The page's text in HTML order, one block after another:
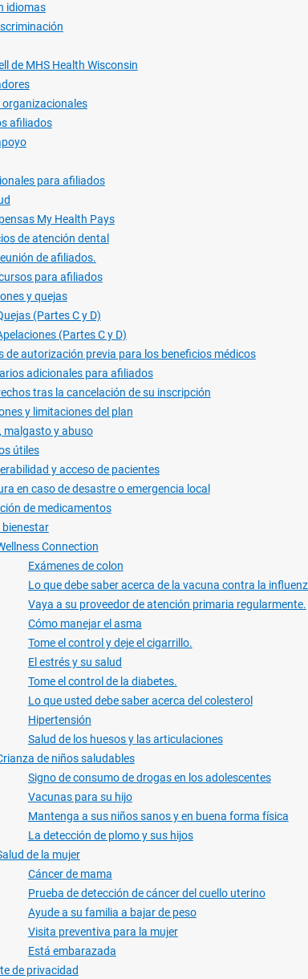
idiomas
de MHS Health Wisconsin
afiliados
para afiliados
My Health Pays
de atención dental
de afiliados.
para afiliados
y quejas
(Partes C y D)
(Partes C y D)
de autorización previa para los beneficios médicos
adicionales para afiliados
tras la cancelación de su inscripción
y limitaciones del plan
malgasto y abuso
útiles
y acceso de pacientes
en caso de desastre o emergencia local
de medicamentos
bienestar
Connection
Exámenes de colon
Lo que debe saber acerca de la vacuna contra la
Vaya a su proveedor de atención primaria regularmente.
Cómo manejar el asma
Tome el control y deje el cigarrillo.
El estrés y su salud
Tome el control de la diabetes.
Lo que usted debe saber acerca del colesterol
Hipertensión
Salud de los huesos y las articulaciones
de niños saludables
Signo de consumo de drogas en los adolescentes
Vacunas para su hijo
Mantenga a sus niños sanos y en buena forma física
La detección de plomo y sus hijos
de la mujer
Cáncer de mama
Prueba de detección de cáncer del cuello uterino
Ayude a su familia a bajar de peso
Visita preventiva para la mujer
Está embarazada
de privacidad